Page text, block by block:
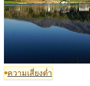
ความเสี่ยงต่ำ